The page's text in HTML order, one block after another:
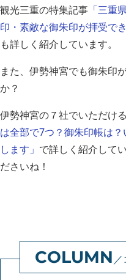
観光三重の特集記事 「三重
印・素敵な御朱印が拝受で
も詳しく紹介しています。
また、伊勢神宮でも御朱印
か？
伊勢神宮の７社でいただけ
は全部で7つ？御朱印帳は
します」 で詳しく紹介して
ださいね！